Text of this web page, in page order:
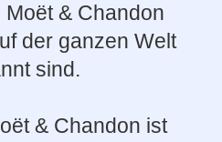
& Chandon
der ganzen Welt
sind.
& Chandon ist